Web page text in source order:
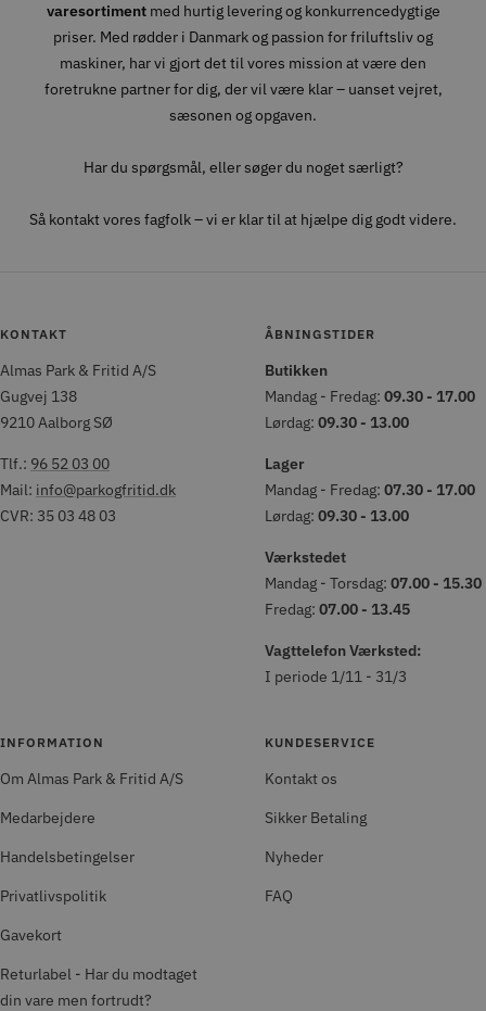
varesortimentmed hurtig levering og konkurrencedygtige
priser. Med rødder i Danmark og passion for friluftsliv og
maskiner, har vi gjort det til vores mission at være den
foretrukne partner for dig, der vil være klar – uanset vejret,
sæsonen og opgaven.
Har du spørgsmål, eller søger du noget særligt?
Så kontakt vores fagfolk – vi er klar til at hjælpe dig godt videre.
KONTAKT
Almas Park & Fritid A/S
Gugvej 138
9210 Aalborg SØ
Tlf.: 96 52 03 00
Mail: info@parkogfritid.dk
CVR: 35 03 48 03
ÅBNINGSTIDER
Butikken
Mandag - Fredag: 09.30 - 17.00
Lørdag: 09.30 - 13.00
Lager
Mandag - Fredag: 07.30 - 17.00
Lørdag: 09.30 - 13.00
Værkstedet
Mandag - Torsdag: 07.00 - 15.30
Fredag: 07.00 - 13.45
Vagttelefon Værksted:
I periode 1/11 - 31/3
INFORMATION
Om Almas Park & Fritid A/S
Medarbejdere
Handelsbetingelser
Privatlivspolitik
Gavekort
Returlabel - Har du modtaget
din vare men fortrudt?
KUNDESERVICE
Kontakt os
Sikker Betaling
Nyheder
FAQ